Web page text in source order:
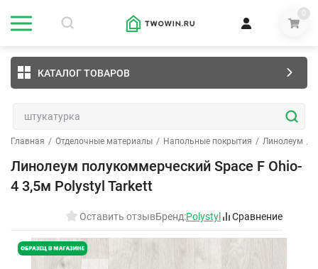
0
КАТАЛОГ ТОВАРОВ
Главная / Отделочные материалы / Напольные покрытия / Линолеум /
Линолеум полукоммерческий Space F Ohio-
4 3,5м Polystyl Tarkett
Оставить отзывБренд:Polystyl Сравнение